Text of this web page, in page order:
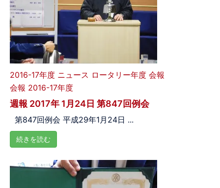
2016-17年度 ニュース ロータリー年度 会報
会報 2016-17年度
週報 2017年 1月24日 第847回例会
第847回例会 平成29年1月24日 ...
続きを読む